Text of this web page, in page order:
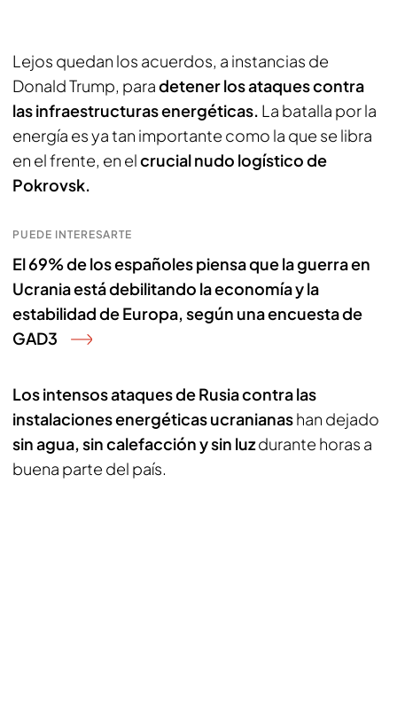
Lejos quedan los acuerdos, a instancias de
Donald Trump, paradetener los ataques contra
las infraestructuras energéticas. La batalla por la
energía es ya tan importante como la que se libra
en el frente, en elcrucial nudo logístico de
Pokrovsk.
PUEDE INTERESARTE
El 69% de los españoles piensa que la guerra en
Ucrania está debilitando la economía y la
estabilidad de Europa, según una encuesta de
GAD3
Los intensos ataques de Rusia contra las
instalaciones energéticas ucranianashan dejado
sin agua, sin calefacción y sin luzdurante horas a
buena parte del país.